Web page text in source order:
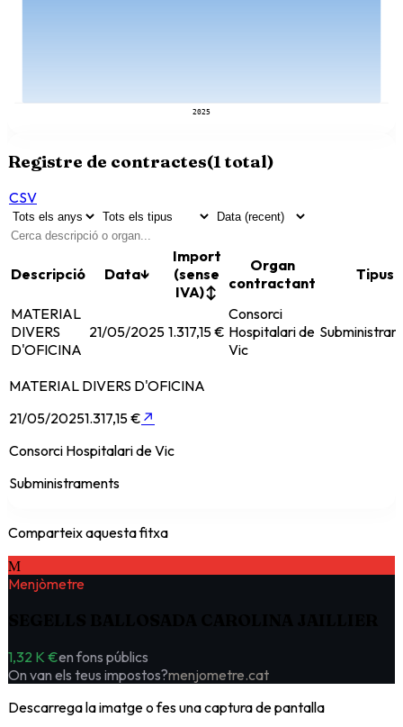
2025
Registre de contractes(1total)
CSV
Descripció Data↓
Import
(sense
IVA)↕
Organ
contractant
Tipus
MATERIAL
DIVERS
D'OFICINA
21/05/2025 1.317,15 €
Consorci
Hospitalari de
Vic
MATERIAL DIVERS D'OFICINA
21/05/20251.317,15 € ↗
Consorci Hospitalari de Vic
Subministraments
Comparteix aquesta fitxa
M
Menjòmetre
1,32 K €en fons públics
On van els teus impostos?menjometre.cat
Descarrega la imatge o fes una captura de pantalla